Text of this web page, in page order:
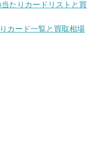
たりカードリストと買
カード一覧と買取相場